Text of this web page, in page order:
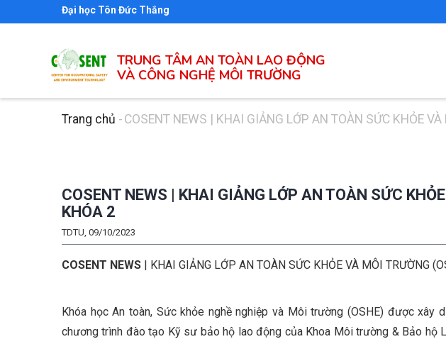
Đại học Tôn Đức Thắng
TRUNG TÂM AN TOÀN LAO ĐỘNG
VÀ CÔNG NGHỆ MÔI TRƯỜNG
Breadcrumb
Trang chủ - COSENT NEWS | KHAI GIẢNG LỚP AN TOÀN SỨC KHỎE
COSENT NEWS | KHAI GIẢNG LỚP AN TOÀN SỨC
KHÓA 2
TDTU, 09/10/2023
COSENT NEWS | KHAI GIẢNG LỚP AN TOÀN SỨC KHỎE VÀ MÔI TRƯỜNG
Khóa học An toàn, Sức khỏe nghề nghiệp và Môi trường (OSHE) được
chương trình đào tạo Kỹ sư bảo hộ lao động của Khoa Môi trường & Bảo hộ